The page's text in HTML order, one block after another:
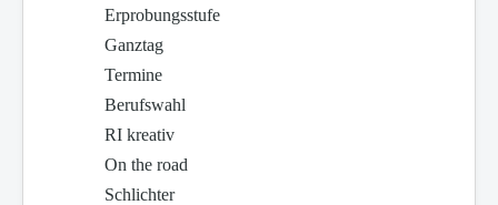
Erprobungsstufe
Ganztag
Termine
Berufswahl
RI kreativ
On the road
Schlichter